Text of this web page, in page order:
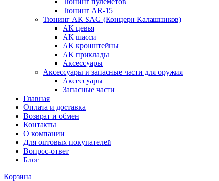
Тюнинг пулеметов
Тюнинг AR-15
Тюнинг АК SAG (Концерн Калашников)
АК цевья
АК шасси
АК кронштейны
АК приклады
Аксессуары
Аксессуары и запасные части для оружия
Аксессуары
Запасные части
Главная
Оплата и доставка
Возврат и обмен
Контакты
О компании
Для оптовых покупателей
Вопрос-ответ
Блог
Корзина